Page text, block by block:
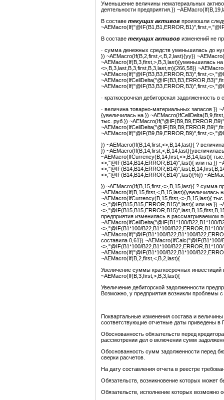
Уменьшение величины нематериальных
деятельности предприятия.})
В составе текущих активов произошли
В составе текущих активов изменений не
· сумма денежных средств уменьшилась до
}) ~AEMacro(If(B,2,first,<,B,2,last){уу})
~AEMacro(If(B,3,first,>,B,3,last){уменьшилась
<>,B,3,last,B,3,first,B,3,last,m){266,58})
· краткосрочная дебиторская задолженность
· величина товарно-материальных запасов })
{увеличилась на })
тыс. руб.})
}) ~AEMacro(If(B,14,first,<>,B,14,last){ ?
})
~AEMacro(IfCurrency(B,14,first,<>,B,14,last){
<>,"@IF(B14,B14,ERROR,B14)",last){ или на })
<>,"@IF(B14,B14,ERROR,B14)",last){%})
}) ~AEMacro(If(B,15,first,<>,B,15,last){ ? сумма
~AEMacro(If(B,15,first,<,B,15,last){увеличилась
~AEMacro(IfCurrency(B,15,first,<>,B,15,last){
<>,"@IF(B15,B15,ERROR,B15)",last){ или на })
предприятия изменилась в рассматриваемом
~AEMacro(IfCellDelta("@IF(B1*100/B22,B1*100/
<>,"@IF(B1*100/B22,B1*100/
~AEMacro(If("@IF(B1*100/B22,B1*100/
составила 0,61})
<>,"@IF(B1*100/B22,B1*100/
~AEMacro(If("@IF(B1*100/B22,B1*100/
~AEMacro(If(B,2,first,<,B,2,last){
Увеличение суммы краткосрочных инвестиций
~AEMacro(If(B,3,first,>,B,3,last){
Увеличение дебиторской задолженности
Возможно, у предприятия возникли проблемы
Поквартальные изменения состава и
соответствующие отчетные даты приведены
Обоснованность обязательств перед
рассмотрении дел о включении сумм
Обоснованность сумм задолженности перед
сверки расчетов.
На дату составления отчета в реестре
Обязательств, возникновение которых может
Обязательств, исполнение которых возможно